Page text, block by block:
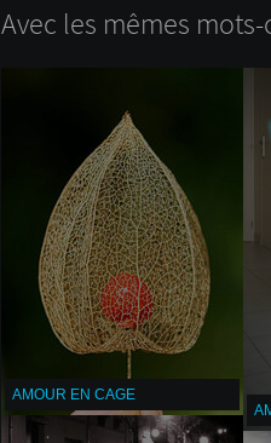
Avec les mêmes mots-
AMOUR EN CAGE